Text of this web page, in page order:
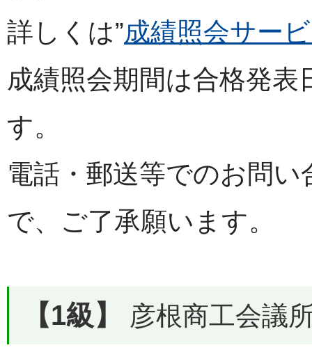
詳しくは”成績照会サー
成績照会期間は合格発
す。
電話・郵送等でのお問
で、ご了承願います。
【1級】 彦根商工会議